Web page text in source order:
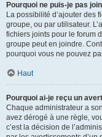
Pourquoi ne puis-je pas
La possibilité d’ajouter des
groupe, ou par utilisateur.
fichiers joints pour le forum
groupe peut en joindre.
pourquoi vous ne pouvez
Haut
Pourquoi ai-je reçu un
Chaque administrateur a
avez dérogé à une règle,
c’est la décision de